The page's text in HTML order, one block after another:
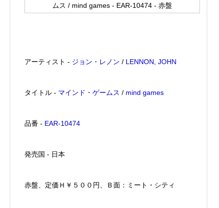
アーティスト - ジョン・レノン / LENNON, JOHN
タイトル - マインド・ゲームス / mind games
品番 - EAR-10474
発売国 - 日本
赤盤、定価Ｈ￥５００円、Ｂ面：ミート・シティ